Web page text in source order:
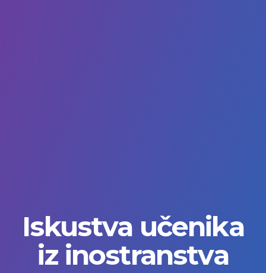
Iskustva učenika
iz inostranstva